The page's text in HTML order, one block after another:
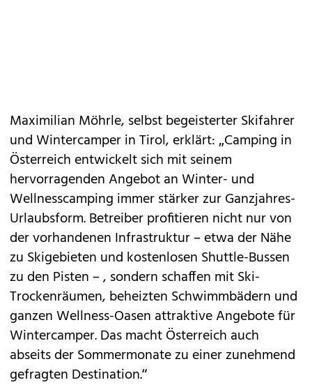
Maximilian Möhrle, selbst begeisterter Skifahrer
und Wintercamper in Tirol, erklärt: „Camping in
Österreich entwickelt sich mit seinem
hervorragenden Angebot an Winter- und
Wellnesscamping immer stärker zur Ganzjahres-
Urlaubsform. Betreiber profitieren nicht nur von
der vorhandenen Infrastruktur – etwa der Nähe
zu Skigebieten und kostenlosen Shuttle-Bussen
zu den Pisten – , sondern schaffen mit Ski-
Trockenräumen, beheizten Schwimmbädern und
ganzen Wellness-Oasen attraktive Angebote für
Wintercamper. Das macht Österreich auch
abseits der Sommermonate zu einer zunehmend
gefragten Destination.“